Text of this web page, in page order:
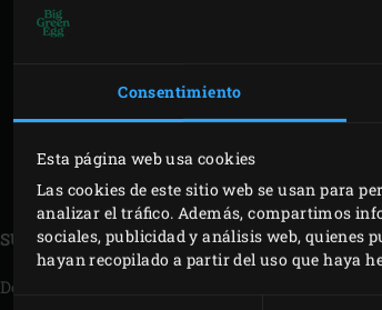
Consentimiento
Esta página web usa cookies
Las cookies de este sitio web se usan para
analizar el tráfico. Además, compartimos
sociales, publicidad y análisis web, quienes
hayan recopilado a partir del uso que haya
EGG. Ajusta la temperatura del núcleo
Saca el rollo del EGG tan pronto haya
recién molida y escamas de sal. Deja
SUGERENCIA
Delicioso con espárragos verdes a la parrilla